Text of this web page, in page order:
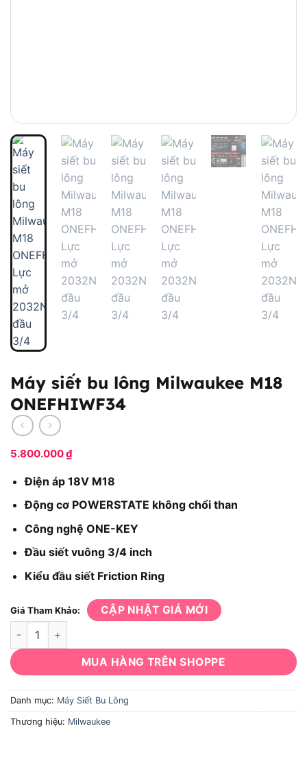
Máy siết bu lông Milwaukee M18
ONEFHIWF34
5.800.000₫
Điện áp 18V M18
Động cơ POWERSTATE không chổi than
Công nghệ ONE-KEY
Đầu siết vuông 3/4 inch
Kiểu đầu siết Friction Ring
Giá Tham Khảo: CẬP NHẬT GIÁ MỚI
Máy siết bu lông Milwaukee M18 ONEFHIWF34 số lượng
MUA HÀNG TRÊN SHOPPE
Danh mục: Máy Siết Bu Lông
Thương hiệu: Milwaukee